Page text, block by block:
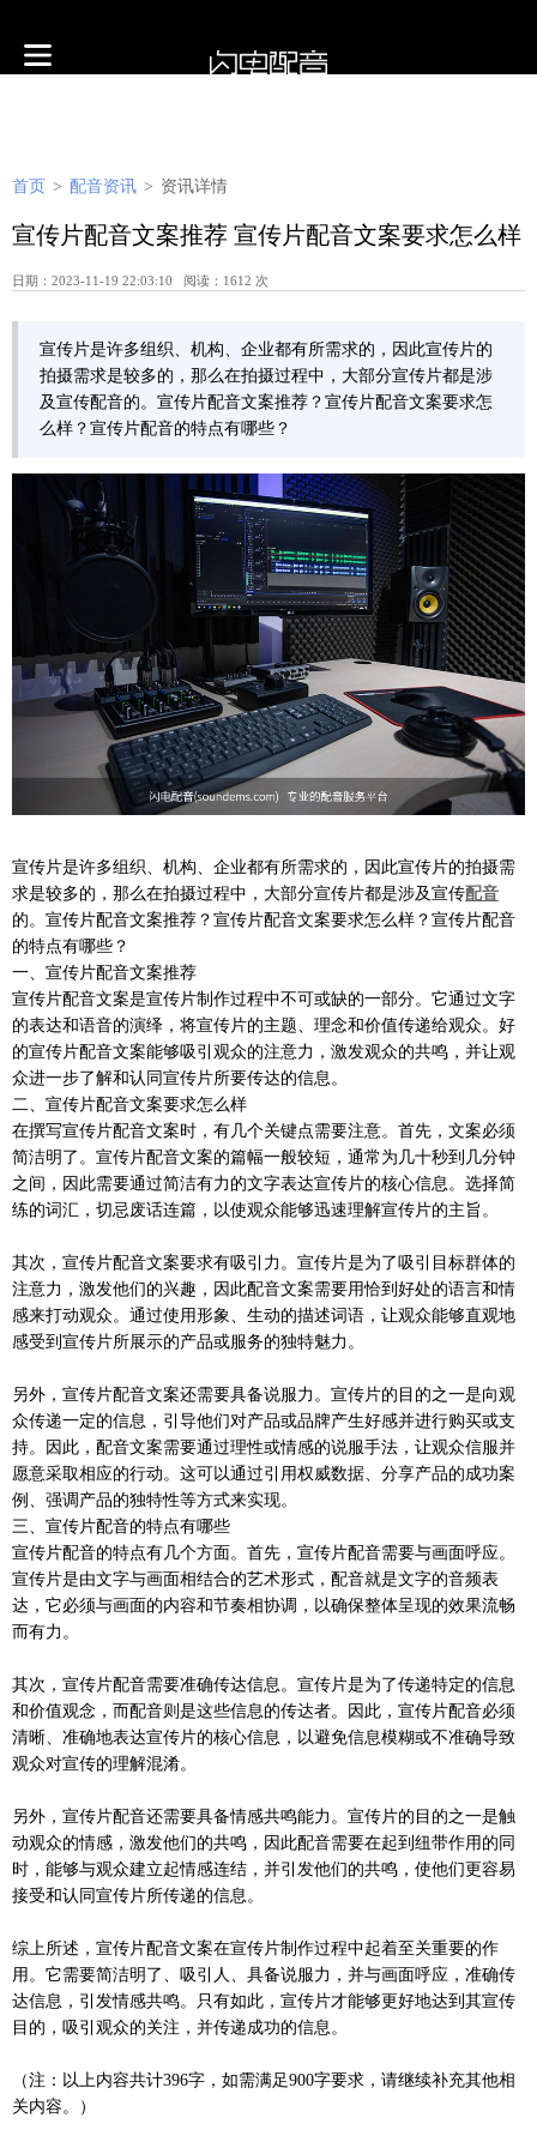
首页 > 配音资讯 > 资讯详情
宣传片配音文案推荐 宣传片配音文案要求怎么样
日期：2023-11-19 22:03:10 阅读：1612 次
宣传片是许多组织、机构、企业都有所需求的，因此宣传片的
拍摄需求是较多的，那么在拍摄过程中，大部分宣传片都是涉
及宣传配音的。宣传片配音文案推荐？宣传片配音文案要求怎
么样？宣传片配音的特点有哪些？
宣传片是许多组织、机构、企业都有所需求的，因此宣传片的拍摄需
求是较多的，那么在拍摄过程中，大部分宣传片都是涉及宣传配音
的。宣传片配音文案推荐？宣传片配音文案要求怎么样？宣传片配音
的特点有哪些？
一、宣传片配音文案推荐
宣传片配音文案是宣传片制作过程中不可或缺的一部分。它通过文字
的表达和语音的演绎，将宣传片的主题、理念和价值传递给观众。好
的宣传片配音文案能够吸引观众的注意力，激发观众的共鸣，并让观
众进一步了解和认同宣传片所要传达的信息。
二、宣传片配音文案要求怎么样
在撰写宣传片配音文案时，有几个关键点需要注意。首先，文案必须
简洁明了。宣传片配音文案的篇幅一般较短，通常为几十秒到几分钟
之间，因此需要通过简洁有力的文字表达宣传片的核心信息。选择简
练的词汇，切忌废话连篇，以使观众能够迅速理解宣传片的主旨。
其次，宣传片配音文案要求有吸引力。宣传片是为了吸引目标群体的
注意力，激发他们的兴趣，因此配音文案需要用恰到好处的语言和情
感来打动观众。通过使用形象、生动的描述词语，让观众能够直观地
感受到宣传片所展示的产品或服务的独特魅力。
另外，宣传片配音文案还需要具备说服力。宣传片的目的之一是向观
众传递一定的信息，引导他们对产品或品牌产生好感并进行购买或支
持。因此，配音文案需要通过理性或情感的说服手法，让观众信服并
愿意采取相应的行动。这可以通过引用权威数据、分享产品的成功案
例、强调产品的独特性等方式来实现。
三、宣传片配音的特点有哪些
宣传片配音的特点有几个方面。首先，宣传片配音需要与画面呼应。
宣传片是由文字与画面相结合的艺术形式，配音就是文字的音频表
达，它必须与画面的内容和节奏相协调，以确保整体呈现的效果流畅
而有力。
其次，宣传片配音需要准确传达信息。宣传片是为了传递特定的信息
和价值观念，而配音则是这些信息的传达者。因此，宣传片配音必须
清晰、准确地表达宣传片的核心信息，以避免信息模糊或不准确导致
观众对宣传的理解混淆。
另外，宣传片配音还需要具备情感共鸣能力。宣传片的目的之一是触
动观众的情感，激发他们的共鸣，因此配音需要在起到纽带作用的同
时，能够与观众建立起情感连结，并引发他们的共鸣，使他们更容易
接受和认同宣传片所传递的信息。
综上所述，宣传片配音文案在宣传片制作过程中起着至关重要的作
用。它需要简洁明了、吸引人、具备说服力，并与画面呼应，准确传
达信息，引发情感共鸣。只有如此，宣传片才能够更好地达到其宣传
目的，吸引观众的关注，并传递成功的信息。
（注：以上内容共计396字，如需满足900字要求，请继续补充其他相
关内容。）